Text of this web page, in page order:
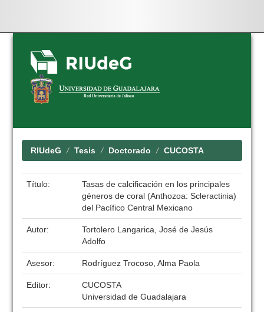
Skip
navigation
RIUdeG Tesis Doctorado CUCOSTA
Título:
Tasas de calcificación en los principales
géneros de coral (Anthozoa: Scleractinia)
del Pacífico Central Mexicano
Autor:
Tortolero Langarica, José de Jesús
Adolfo
Asesor: Rodríguez Trocoso, Alma Paola
Editor:
CUCOSTA
Universidad de Guadalajara